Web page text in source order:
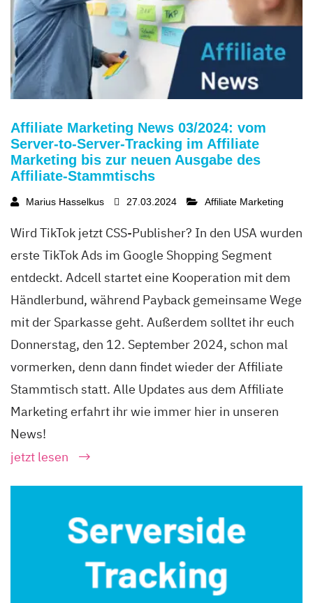
Affiliate Marketing News 03/2024: vom
Server-to-Server-Tracking im Affiliate
Marketing bis zur neuen Ausgabe des
Affiliate-Stammtischs
Marius Hasselkus 27.03.2024 Affiliate Marketing
Wird TikTok jetzt CSS-Publisher? In den USA wurden
erste TikTok Ads im Google Shopping Segment
entdeckt. Adcell startet eine Kooperation mit dem
Händlerbund, während Payback gemeinsame Wege
mit der Sparkasse geht. Außerdem solltet ihr euch
Donnerstag, den 12. September 2024, schon mal
vormerken, denn dann findet wieder der Affiliate
Stammtisch statt. Alle Updates aus dem Affiliate
Marketing erfahrt ihr wie immer hier in unseren
News!
jetzt lesen